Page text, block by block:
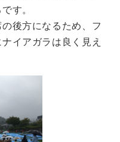
す。
後方になるため、フ
イアガラは良く見え